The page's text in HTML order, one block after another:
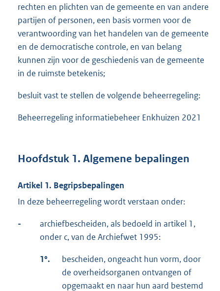
rechten en plichten van de gemeente en van andere
partijen of personen, een basis vormen voor de
verantwoording van het handelen van de gemeente
en de democratische controle, en van belang
kunnen zijn voor de geschiedenis van de gemeente
in de ruimste betekenis;
besluit vast te stellen de volgende beheerregeling:
Beheerregeling informatiebeheer Enkhuizen 2021
Hoofdstuk 1. Algemene bepalingen
Artikel 1. Begripsbepalingen
In deze beheerregeling wordt verstaan onder:
-
archiefbescheiden, als bedoeld in artikel 1,
onder c, van de Archiefwet 1995:
1°.
bescheiden, ongeacht hun vorm, door
de overheidsorganen ontvangen of
opgemaakt en naar hun aard bestemd